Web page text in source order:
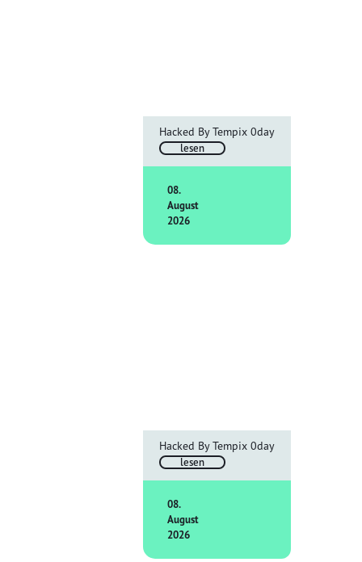
Hacked By Tempix 0day
lesen
08.
August
2026
Hacked By Tempix 0day
lesen
08.
August
2026